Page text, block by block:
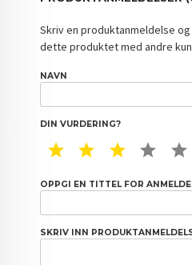
Skriv en produktanmeldelse
dette produktet med andre
NAVN
DIN VURDERING?
1 STAR2 STAR3 STAR
4
OPPGI EN TITTEL FOR
SKRIV INN